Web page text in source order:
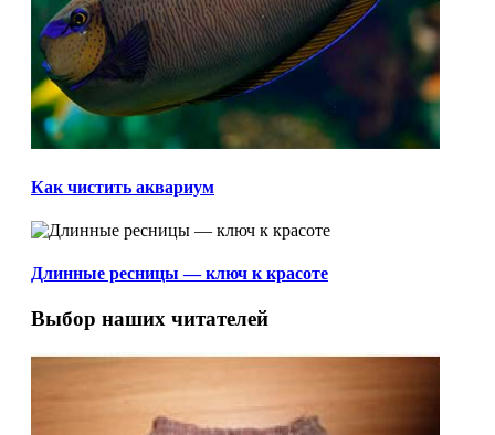
Как чистить аквариум
Длинные ресницы — ключ к красоте
Выбор наших читателей